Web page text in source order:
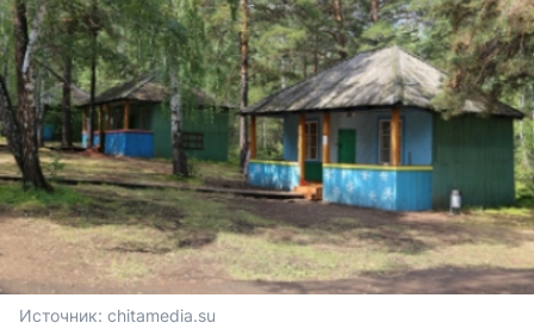
Источник: chitamedia.su